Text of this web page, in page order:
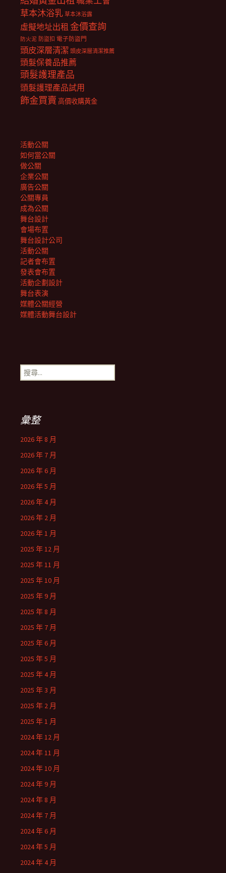
草本沐浴乳 草本沐浴露
虛擬地址出租 金價查詢
防火泥 防盜扣 電子防盜門
頭皮深層清潔 頭皮深層清潔推薦
頭髮保養品推薦
頭髮護理產品
頭髮護理產品試用
飾金買賣 高價收購黃金
活動公關
如何當公關
做公關
企業公關
廣告公關
公關專員
成為公關
舞台設計
會場布置
舞台設計公司
活動公關
記者會布置
發表會布置
活動企劃設計
舞台表演
媒體公關經營
媒體活動舞台設計
搜
尋
彙整
2026 年 8 月
2026 年 7 月
2026 年 6 月
2026 年 5 月
2026 年 4 月
2026 年 2 月
2026 年 1 月
2025 年 12 月
2025 年 11 月
2025 年 10 月
2025 年 9 月
2025 年 8 月
2025 年 7 月
2025 年 6 月
2025 年 5 月
2025 年 4 月
2025 年 3 月
2025 年 2 月
2025 年 1 月
2024 年 12 月
2024 年 11 月
2024 年 10 月
2024 年 9 月
2024 年 8 月
2024 年 7 月
2024 年 6 月
2024 年 5 月
2024 年 4 月